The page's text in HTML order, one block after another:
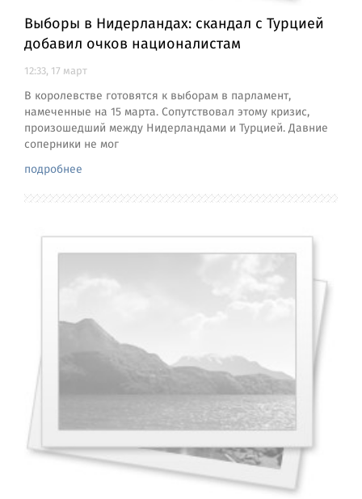
Выборы в Нидерландах: скандал с Турцией
добавил очков националистам
12:33, 17 март
В королевстве готовятся к выборам в парламент,
намеченные на 15 марта. Сопутствовал этому кризис,
произошедший между Нидерландами и Турцией. Давние
соперники не мог
подробнее